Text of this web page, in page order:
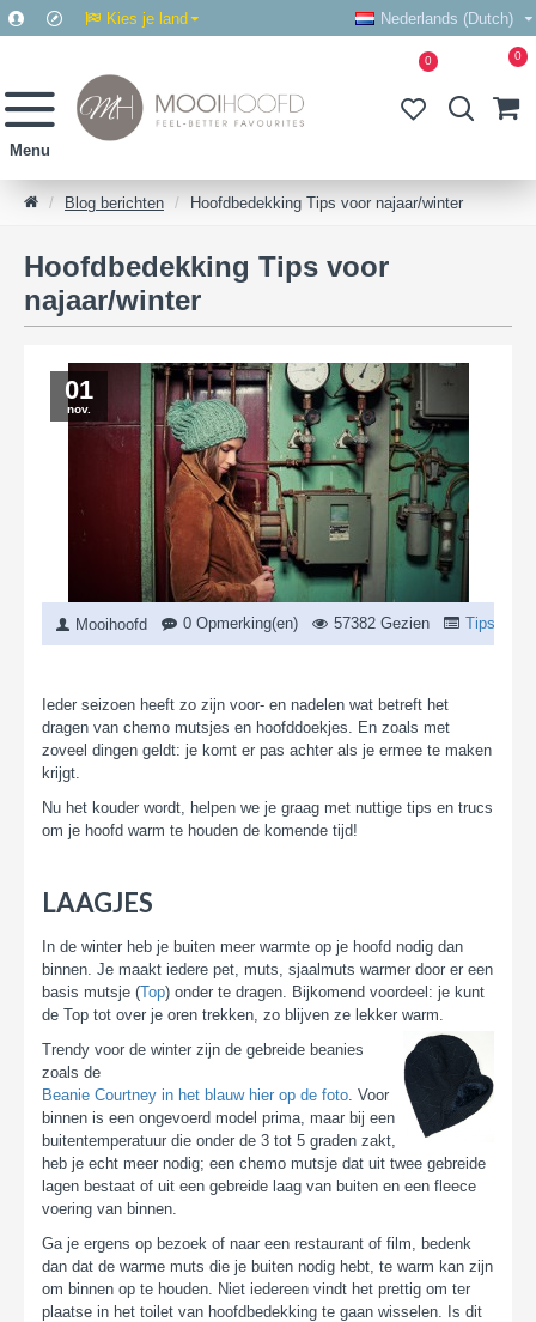
Kies je land Nederlands (Dutch)
0 0
Blog berichten Hoofdbedekking Tips voor najaar/winter
Hoofdbedekking Tips voor
najaar/winter
01
nov.
Mooihoofd 0 Opmerking(en) 57382 Gezien Tips
Ieder seizoen heeft zo zijn voor- en nadelen wat betreft het
dragen van chemo mutsjes en hoofddoekjes. En zoals met
zoveel dingen geldt: je komt er pas achter als je ermee te maken
krijgt.
Nu het kouder wordt, helpen we je graag met nuttige tips en trucs
om je hoofd warm te houden de komende tijd!
LAAGJES
In de winter heb je buiten meer warmte op je hoofd nodig dan
binnen. Je maakt iedere pet, muts, sjaalmuts warmer door er een
basis mutsje (Top) onder te dragen. Bijkomend voordeel: je kunt
de Top tot over je oren trekken, zo blijven ze lekker warm.
Trendy voor de winter zijn de gebreide beanies
zoals de
Beanie Courtney in het blauw hier op de foto. Voor
binnen is een ongevoerd model prima, maar bij een
buitentemperatuur die onder de 3 tot 5 graden zakt,
heb je echt meer nodig; een chemo mutsje dat uit twee gebreide
lagen bestaat of uit een gebreide laag van buiten en een fleece
voering van binnen.
Ga je ergens op bezoek of naar een restaurant of film, bedenk
dan dat de warme muts die je buiten nodig hebt, te warm kan zijn
om binnen op te houden. Niet iedereen vindt het prettig om ter
plaatse in het toilet van hoofdbedekking te gaan wisselen. Is dit